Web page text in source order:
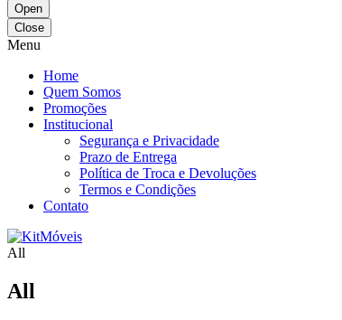
Open
Close
Menu
Home
Quem Somos
Promoções
Institucional
Segurança e Privacidade
Prazo de Entrega
Política de Troca e Devoluções
Termos e Condições
Contato
All
All